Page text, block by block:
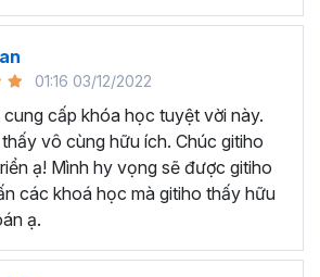
thực tiễn dày dặn đã và đang đào
software, Vietcombank, MIC, Tập
TH True Milk
sử dụng Excel nhanh chóng.
nhớ lâu bởi luôn có các bài tập
với lý thuyết.
giảng được xây dựng dựa trên các
đồng thời chú trọng tối đa đến tính
Đặc biệt, bộ videocác thủ thuật
01:16 03/12/2022
cấp khóa học tuyệt vời này.
vô cùng hữu ích. Chúc gitiho
ạ! Mình hy vọng sẽ được gitiho
các khoá học mà gitiho thấy hữu
ạ.